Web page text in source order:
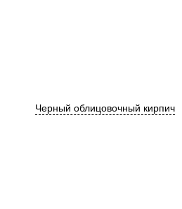
Черный облицовочный кирпич